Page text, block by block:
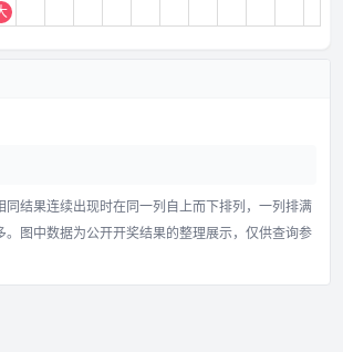
结果连续出现时在同一列自上而下排列，一列排满
图中数据为公开开奖结果的整理展示，仅供查询参